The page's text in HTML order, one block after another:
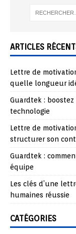
ARTICLES
Lettre de
quelle longueur
Guardtek :
technologie
Lettre de
structurer son
Guardtek :
équipe
Les clés d’une
humaines réussie
CATÉGORIES